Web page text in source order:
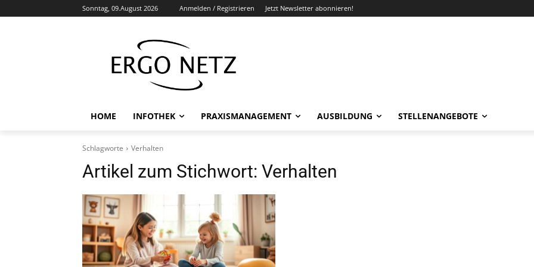
Sonntag, 09.August 2026 Anmelden / Registrieren Jetzt Newsletter abonnieren!
HOME INFOTHEK PRAXISMANAGEMENT AUSBILDUNG STELLENANGEBOTE
Schlagworte Verhalten
Artikel zum Stichwort: Verhalten